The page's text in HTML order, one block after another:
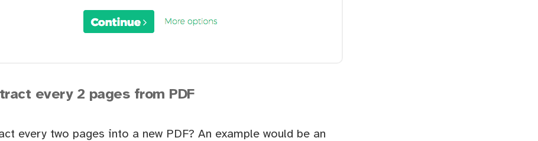
every 2 pages from PDF
every two pages into a new PDF? An example would be an